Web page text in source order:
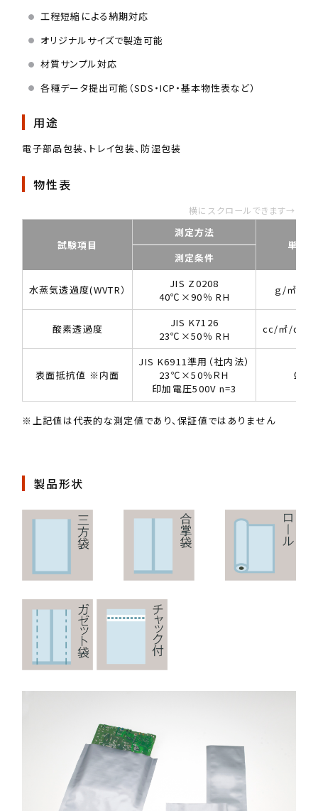
工程短縮による納期対応
オリジナルサイズで製造可能
材質サンプル対応
各種データ提出可能（SDS・ICP・基本物性表など）
用途
電子部品包装、トレイ包装、防湿包装
物性表
横にスクロールできます→
試験項目
測定方法
単位
測定条件
水蒸気透過度(WVTR）
JIS Z0208
40℃×90％ RH
ｇ/㎡・
酸素透過度
JIS K7126
23℃×50％ RH
cc/㎡/
表面抵抗値 ※内面
JIS K6911準用（社内法）
23℃×50％ＲＨ
印加電圧500V n=3
Ω
※上記値は代表的な測定値であり、保証値ではありません
製品形状